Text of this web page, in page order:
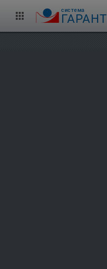
cистема
ГАРАНТ